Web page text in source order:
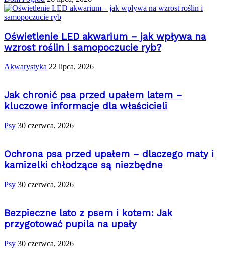
Oświetlenie LED akwarium – jak wpływa na
wzrost roślin i samopoczucie ryb?
Akwarystyka 22 lipca, 2026
Jak chronić psa przed upałem latem –
kluczowe informacje dla właścicieli
Psy 30 czerwca, 2026
Ochrona psa przed upałem – dlaczego maty i
kamizelki chłodzące są niezbędne
Psy 30 czerwca, 2026
Bezpieczne lato z psem i kotem: Jak
przygotować pupila na upały
Psy 30 czerwca, 2026